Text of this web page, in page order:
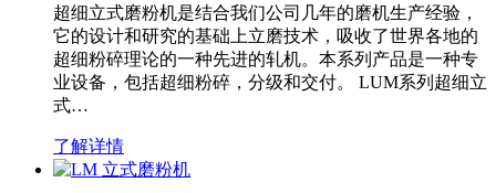
超细立式磨粉机是结合我们公司几年的磨机生产经验，
它的设计和研究的基础上立磨技术，吸收了世界各地的
超细粉碎理论的一种先进的轧机。本系列产品是一种专
业设备，包括超细粉碎，分级和交付。 LUM系列超细立
式…
了解详情